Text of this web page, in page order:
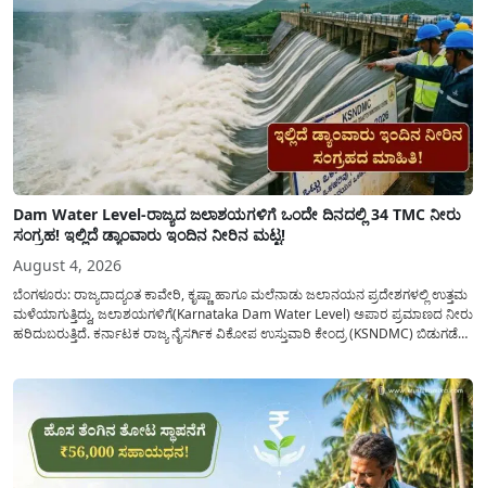
Dam Water Level-ರಾಜ್ಯದ ಜಲಾಶಯಗಳಿಗೆ ಒಂದೇ ದಿನದಲ್ಲಿ 34 TMC ನೀರು
ಸಂಗ್ರಹ! ಇಲ್ಲಿದೆ ಡ್ಯಾಂವಾರು ಇಂದಿನ ನೀರಿನ ಮಟ್ಟ!
August 4, 2026
ಬೆಂಗಳೂರು: ರಾಜ್ಯದಾದ್ಯಂತ ಕಾವೇರಿ, ಕೃಷ್ಣಾ ಹಾಗೂ ಮಲೆನಾಡು ಜಲಾನಯನ ಪ್ರದೇಶಗಳಲ್ಲಿ ಉತ್ತಮ
ಮಳೆಯಾಗುತ್ತಿದ್ದು, ಜಲಾಶಯಗಳಿಗೆ(Karnataka Dam Water Level) ಅಪಾರ ಪ್ರಮಾಣದ ನೀರು
ಹರಿದುಬರುತ್ತಿದೆ. ಕರ್ನಾಟಕ ರಾಜ್ಯ ನೈಸರ್ಗಿಕ ವಿಕೋಪ ಉಸ್ತುವಾರಿ ಕೇಂದ್ರ (KSNDMC) ಬಿಡುಗಡೆ